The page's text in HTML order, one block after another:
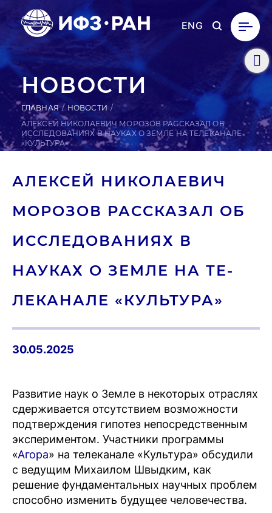
ENG
НОВОСТИ
ГЛАВНАЯ
НОВОСТИ
АЛЕКСЕЙ НИКОЛАЕВИЧ МОРОЗОВ РАССКАЗАЛ ОБ
ИССЛЕДОВАНИЯХ В НАУКАХ О ЗЕМЛЕ НА ТЕЛЕКАНАЛЕ
«КУЛЬТУРА»
АЛЕКСЕЙ НИ­КОЛА­ЕВИЧ
МОРОЗОВ РАС­СКА­ЗАЛ ОБ
ИС­СЛЕ­ДОВА­НИ­ЯХ В
НАУКАХ О ЗЕМЛЕ НА ТЕ­
ЛЕКА­НАЛЕ «КУЛЬ­ТУ­РА»
30.05.2025
Развитие наук о Земле в некоторых отраслях
сдерживается отсутствием возможности
подтверждения гипотез непосредственным
экспериментом. Участники программы
«Агора» на телеканале «Культура» обсудили
с ведущим Михаилом Швыдким, как
решение фундаментальных научных проблем
способно изменить будущее человечества.